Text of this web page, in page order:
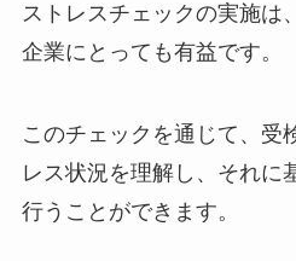
ストレスチェックの実施は
企業にとっても有益です。
このチェックを通じて、受
レス状況を理解し、それに
行うことができます。